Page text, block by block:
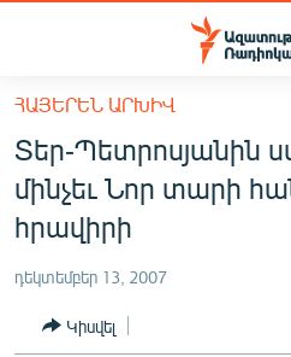
Մատչելիության
հիմնական
բովանդակությանը
Անցնել
հիմնական
մենյուին
ՀԱՅԱՍՏԱՆ
ՔԱՂԱՔԱԿԱՆ
ՀԱՍԱՐԱԿՈՒԹՅՈՒՆ
ՀԱՅԵՐԵՆ ԱՐԽԻՎ
Տեր-Պետրոսյանին
մինչեւ Նոր տարի
հրավիրի
դեկտեմբեր 13, 2007
Կիսվել